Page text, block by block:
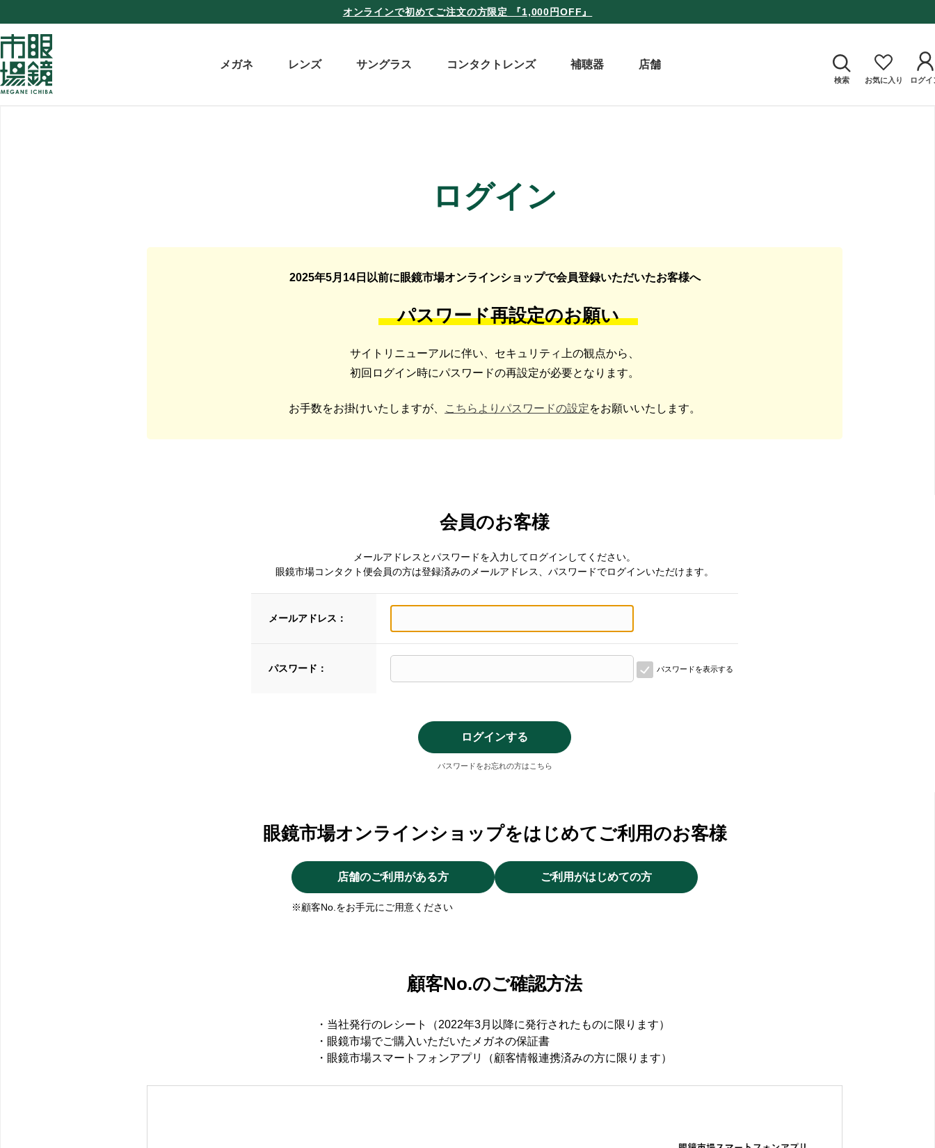
オンラインで初めてご注文の方限定 『1,000円OFF』
メガネ レンズ サングラス コンタクトレンズ 補聴器 店舗
検索 お気に入り ログイ
ログイン
2025年5月14日以前に眼鏡市場オンラインショップで会員登録いただいたお客様へ
パスワード再設定のお願い
サイトリニューアルに伴い、セキュリティ上の観点から、
初回ログイン時にパスワードの再設定が必要となります。
お手数をお掛けいたしますが、 こちらよりパスワードの設定をお願いいたします。
会員のお客様
メールアドレスとパスワードを入力してログインしてください。
眼鏡市場コンタクト便会員の方は登録済みのメールアドレス、パスワードでログインいただけます。
メールアドレス：
パスワード： パスワードを表示する
パスワードをお忘れの方はこちら
眼鏡市場オンラインショップをはじめてご利用のお客様
店舗のご利用がある方
※顧客No.をお手元にご用意ください
ご利用がはじめての方
顧客No.のご確認方法
・当社発行のレシート（2022年3月以降に発行されたものに限ります）
・眼鏡市場でご購入いただいたメガネの保証書
・眼鏡市場スマートフォンアプリ（顧客情報連携済みの方に限ります）